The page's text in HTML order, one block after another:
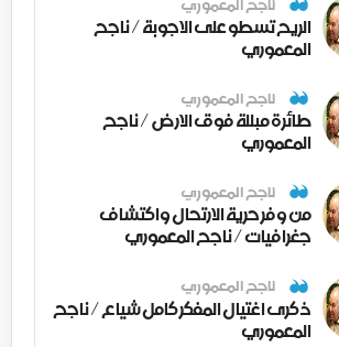
ناجح المعموري
الريح تسطو على الاجوبة / ناجح
المعموري
ناجح المعموري
طائرة مبللة فوق الارض / ناجح
المعموري
ناجح المعموري
من وفر حرية الارتحال واكتشاف
جغرافيات / ناجح المعموري
ناجح المعموري
ذكرى اغتيال المفكر كامل شياع / ناجح
المعموري